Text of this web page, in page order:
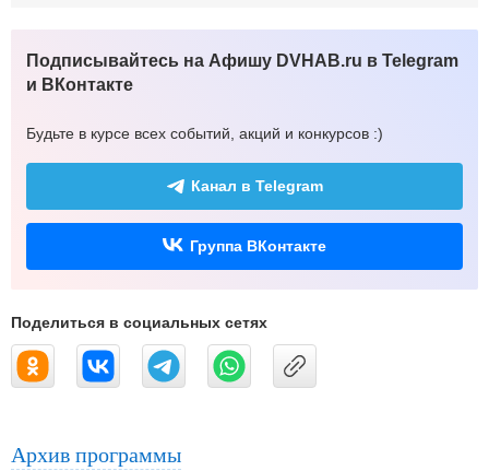
Подписывайтесь на Афишу DVHAB.ru в Telegram
и ВКонтакте
Будьте в курсе всех событий, акций и конкурсов :)
Канал в Telegram
Группа ВКонтакте
Поделиться в социальных сетях
Архив программы